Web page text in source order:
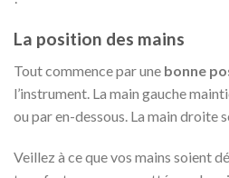
La position des mains
Tout commence par une bonne
l’instrument. La main gauche
ou par en-dessous. La main droite
Veillez à ce que vos mains soient